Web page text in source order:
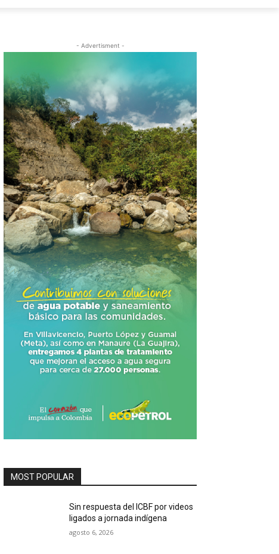
- Advertisment -
MOST POPULAR
Sin respuesta del ICBF por videos
ligados a jornada indígena
agosto 6, 2026